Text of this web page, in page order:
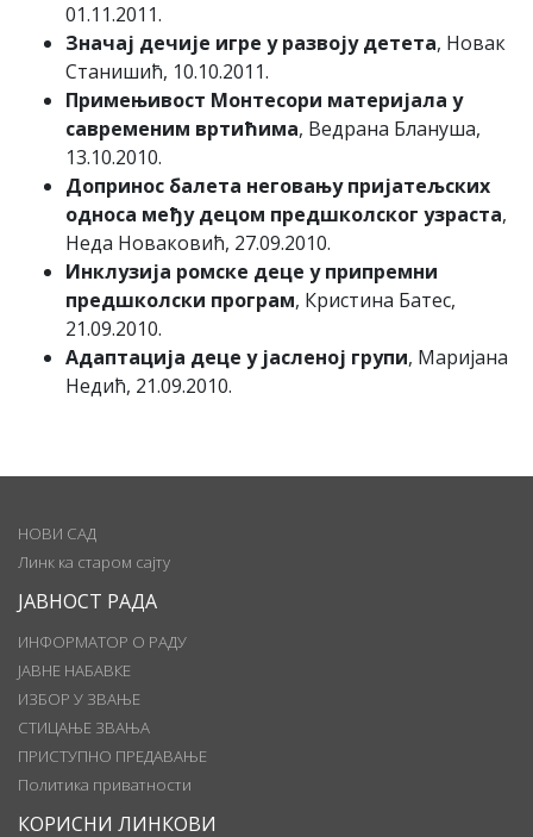
01.11.2011.
Значај дечије игре у развоју детета, Новак
Станишић, 10.10.2011.
Примењивост Монтесори материјала у
савременим вртићима, Ведрана Блануша,
13.10.2010.
Допринос балета неговању пријатељских
односа међу децом предшколског узраста,
Неда Новаковић, 27.09.2010.
Инклузија ромске деце у припремни
предшколски програм, Кристина Батес,
21.09.2010.
Адаптација деце у јасленој групи, Маријана
Недић, 21.09.2010.
НОВИ САД
Линк ка старом сајту
ЈАВНОСТ РАДА
ИНФОРМАТОР О РАДУ
ЈАВНЕ НАБАВКЕ
ИЗБОР У ЗВАЊЕ
СТИЦАЊЕ ЗВАЊА
ПРИСТУПНО ПРЕДАВАЊЕ
Политика приватности
КОРИСНИ ЛИНКОВИ